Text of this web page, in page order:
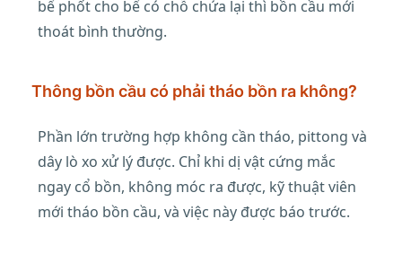
bể phốt cho bể có chỗ chứa lại thì bồn cầu mới
thoát bình thường.
Thông bồn cầu có phải tháo bồn ra không?
Phần lớn trường hợp không cần tháo, pittong và
dây lò xo xử lý được. Chỉ khi dị vật cứng mắc
ngay cổ bồn, không móc ra được, kỹ thuật viên
mới tháo bồn cầu, và việc này được báo trước.